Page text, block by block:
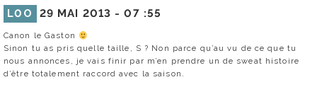
L0O 29 MAI 2013 -07 :55
Canon le Gaston
Sinon tu as pris quelle taille, S ? Non parce qu’au vu de ce que tu
nous annonces, je vais finir par m’en prendre un de sweat histoire
d’être totalement raccord avec la saison.